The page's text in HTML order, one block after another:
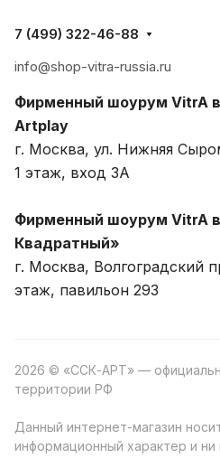
7 (499) 322-46-88
info@shop-vitra-russia.ru
Фирменный шоурум VitrA
Artplay
г. Москва, ул. Нижняя
1 этаж, вход 3A
Фирменный шоурум VitrA
Квадратный»
г. Москва, Волгоградский
этаж, павильон 293
2026 © «ССК-АРТ» —
территории РФ
Данный интернет-магазин
информационный характер и ни